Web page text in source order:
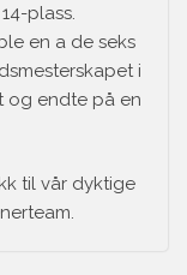
plass.
en a de seks
i
og endte på en
til vår dyktige